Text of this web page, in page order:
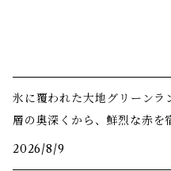
氷に覆われた大地――グリーン
層の奥深くから、鮮烈な赤を
しました
2026/8/9